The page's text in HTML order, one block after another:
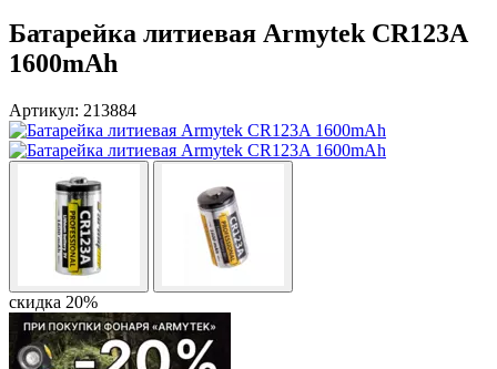
Батарейка литиевая Armytek CR123A
1600mAh
Артикул: 213884
скидка 20%